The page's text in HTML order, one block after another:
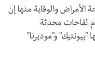
الأمراض والوقاية منها إن
لقاحات محدثة
"بيونتيك" و"موديرنا"